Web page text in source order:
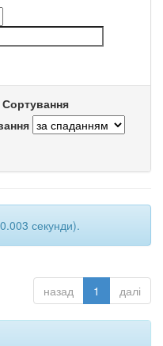
Сортування
секунди).
назад 1 далі